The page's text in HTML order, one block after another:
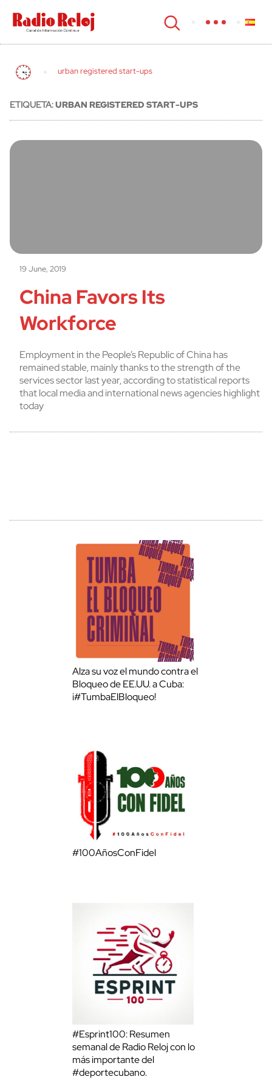
cerrar
urban registered start-ups
ETIQUETA:URBAN REGISTERED START-UPS
19 June, 2019
China Favors Its
Workforce
Employment in the People’s Republic of China has
remained stable, mainly thanks to the strength of the
services sector last year, according to statistical reports
that local media and international news agencies highlight
today
Alza su voz el mundo contra el
Bloqueo de EE.UU. a Cuba:
¡#TumbaElBloqueo!
#100AñosConFidel
#Esprint100: Resumen
semanal de Radio Reloj con lo
más importante del
#deportecubano.